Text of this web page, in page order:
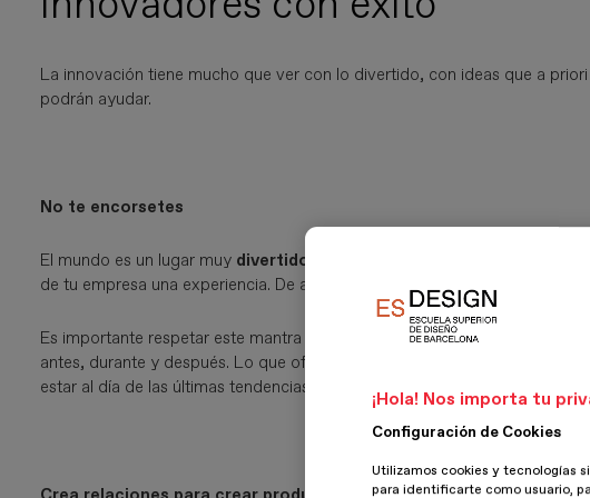
La innovación tiene mucho que ver con lo divertido, con ideas que a
podrán ayudar.
No te encorsetes
El mundo es un lugar muy divertido
de tu empresa una experiencia. De ahí pueden nacer un montón de
Es importante respetar este mantra y valorar las experiencias
antes, durante y después. Lo que ofrecemos tiene que ser divertido,
estar al día de las últimas tendencias en el sector.
¡Hola! Nos importa tu
Configuración de Cookies
Utilizamos cookies y tecnologías
para identificarte como usuario,